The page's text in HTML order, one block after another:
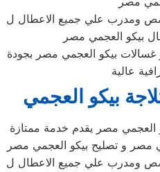
ومدرب علي جميع الاعطال ل
بيكو العجمي مصر
بيكو العجمي مصر بجودة
عالية
بيكو العجمي
مصر يقدم خدمة ممتازة
مصر و تصليح بيكو العجمي مصر
ومدرب علي جميع الاعطال ل